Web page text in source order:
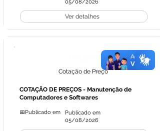
05/08/2026
Ver detalhes
Cotação de Preço
COTAÇÃO DE PREÇOS - Manutenção de
Computadores e Softwares
📅Publicado em
Publicado em
05/08/2026